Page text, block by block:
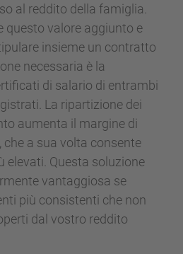
al reddito della famiglia.
questo valore aggiunto e
insieme un contratto
necessaria è la
di salario di entrambi
La ripartizione dei
aumenta il margine di
a sua volta consente
elevati. Questa soluzione
vantaggiosa se
più consistenti che non
dal vostro reddito